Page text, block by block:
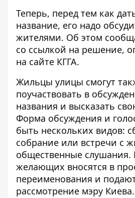
Теперь, перед тем как
название, его надо
жителями. Об этом
со ссылкой на решение,
на сайте КГГА.
Жильцы улицы смогут
поучаствовать в
названия и высказать
Форма обсуждения и
быть нескольких видов:
собрание или встречи с
общественные слушания.
желающих вносятся в
переименования и
рассмотрение мэру Киева.